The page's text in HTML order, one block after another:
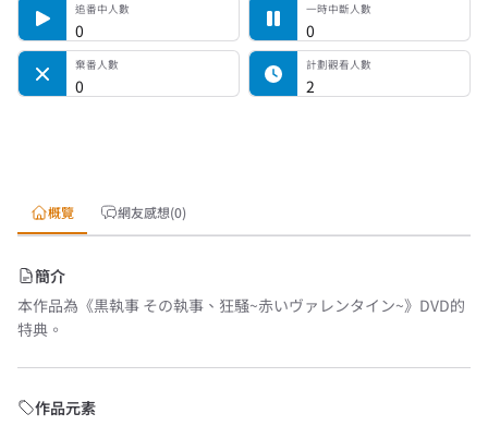
追番中人數
0
一時中斷人數
0
棄番人數
0
計劃觀看人數
2
概覽 網友感想(0)
簡介
本作品為《黒執事 その執事、狂騒~赤いヴァレンタイン~》DVD的
特典。
作品元素